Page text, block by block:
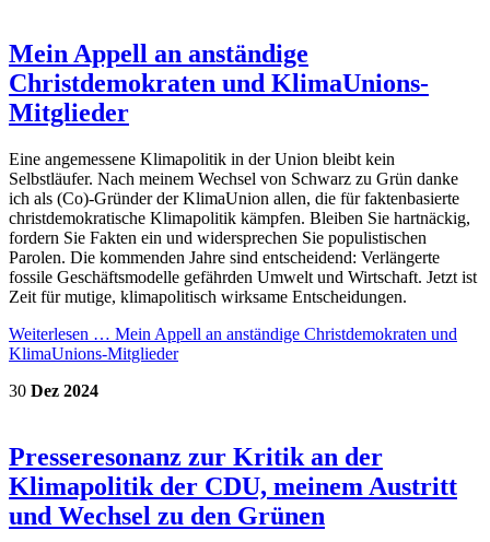
Mein Appell an anständige
Christdemokraten und KlimaUnions-
Mitglieder
Eine angemessene Klimapolitik in der Union bleibt kein
Selbstläufer. Nach meinem Wechsel von Schwarz zu Grün danke
ich als (Co)-Gründer der KlimaUnion allen, die für faktenbasierte
christdemokratische Klimapolitik kämpfen. Bleiben Sie hartnäckig,
fordern Sie Fakten ein und widersprechen Sie populistischen
Parolen. Die kommenden Jahre sind entscheidend: Verlängerte
fossile Geschäftsmodelle gefährden Umwelt und Wirtschaft. Jetzt ist
Zeit für mutige, klimapolitisch wirksame Entscheidungen.
Weiterlesen … Mein Appell an anständige Christdemokraten und
KlimaUnions-Mitglieder
30 Dez 2024
Presseresonanz zur Kritik an der
Klimapolitik der CDU, meinem Austritt
und Wechsel zu den Grünen